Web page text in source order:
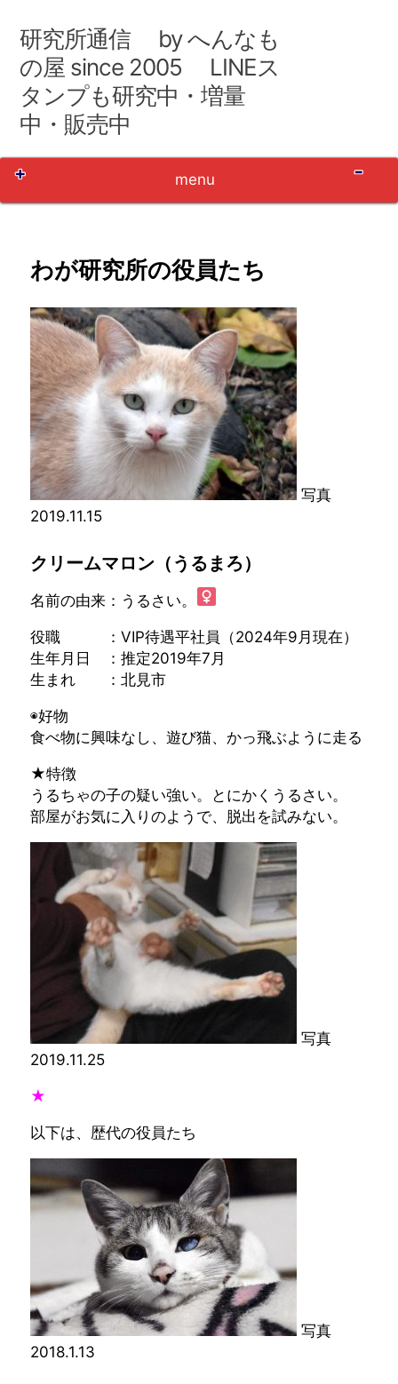
テ
ン
ツ
へ
研究所通信 by へんなも
の屋 since 2005 LINEス
タンプも研究中・増量
中・販売中
menu
わが研究所の役員たち
写真
2019.11.15
クリームマロン（うるまろ）
名前の由来：うるさい。
役職 ：VIP待遇平社員（2024年9月現在）
生年月日 ：推定2019年7月
生まれ ：北見市
◉好物
食べ物に興味なし、遊び猫、かっ飛ぶように走る
★特徴
うるちゃの子の疑い強い。とにかくうるさい。
部屋がお気に入りのようで、脱出を試みない。
写真
2019.11.25
★
以下は、歴代の役員たち
写真
2018.1.13